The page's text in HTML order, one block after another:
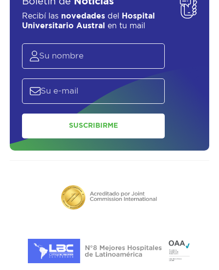
Recibí las novedades del
Hospital
Universitario Austral
en tu mail
SUSCRIBIRME